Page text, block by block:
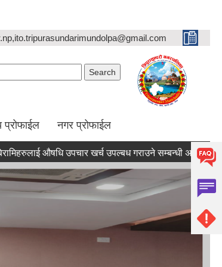
प्रोफाईल नगर प्रोफाईल
‍‌औषधि उपचार खर्च उपल्बध गराउने सम्बन्धी अत्यन्त जरुरी सुचना